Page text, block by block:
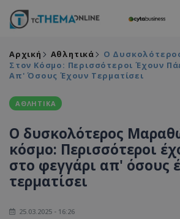
Αρχική Αθλητικά
Ο
Στον Κόσμο: Περισσότερoι Έχουν
Απ' Όσους Έχουν Τερματίσει
ΑΘΛΗΤΙΚΑ
Ο δυσκολότερος
κόσμο: Περισσότερoι
στο φεγγάρι απ' όσους
τερματίσει
25.03.2025 - 16:26